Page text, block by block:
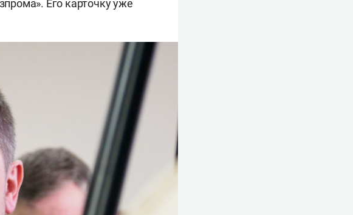
Его карточку уже